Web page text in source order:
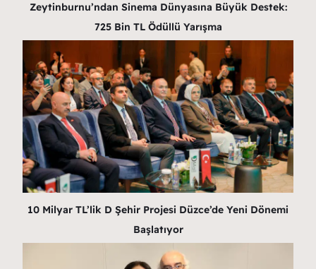
Zeytinburnu’ndan Sinema Dünyasına Büyük Destek:
725 Bin TL Ödüllü Yarışma
10 Milyar TL’lik D Şehir Projesi Düzce’de Yeni Dönemi
Başlatıyor